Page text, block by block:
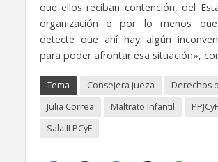
que ellos reciban contención, del
organización o por lo menos
detecte que ahí hay algún
para poder afrontar esa situación»,
Tema Consejera jueza
Derechos
Julia Correa
Maltrato Infantil
PPJCyF
Sala II PCyF